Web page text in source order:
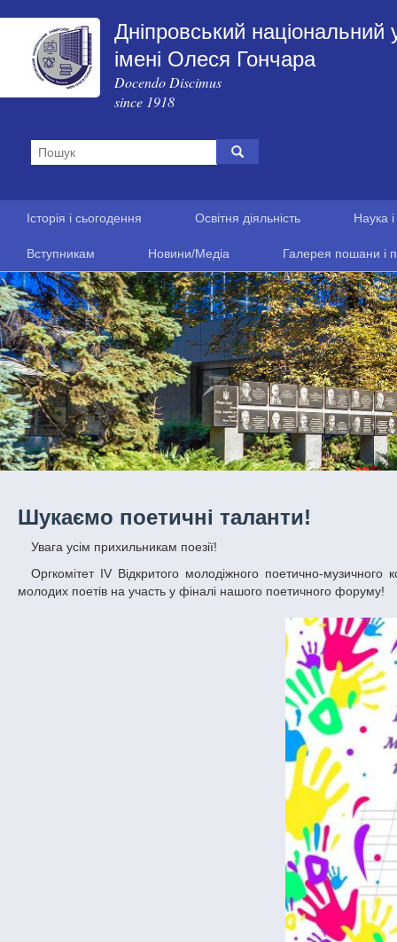
Дніпровський національний
імені Олеся Гончара
Docendo Discimus
since 1918
Історія і сьогодення Освітня діяльність Наука
Вступникам Новини/Медіа Галерея пошани і
Шукаємо поетичні таланти!
Увага усім прихильникам поезії!
Оргкомітет IV Відкритого молодіжного поетично-музичного конкурсу "POETRY" міста Дніпро оголошує про початок прийому заявок від
молодих поетів на участь у фіналі нашого поетичного форуму!